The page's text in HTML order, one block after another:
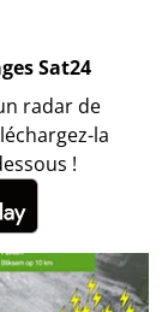
Sat24
radar de
la
!